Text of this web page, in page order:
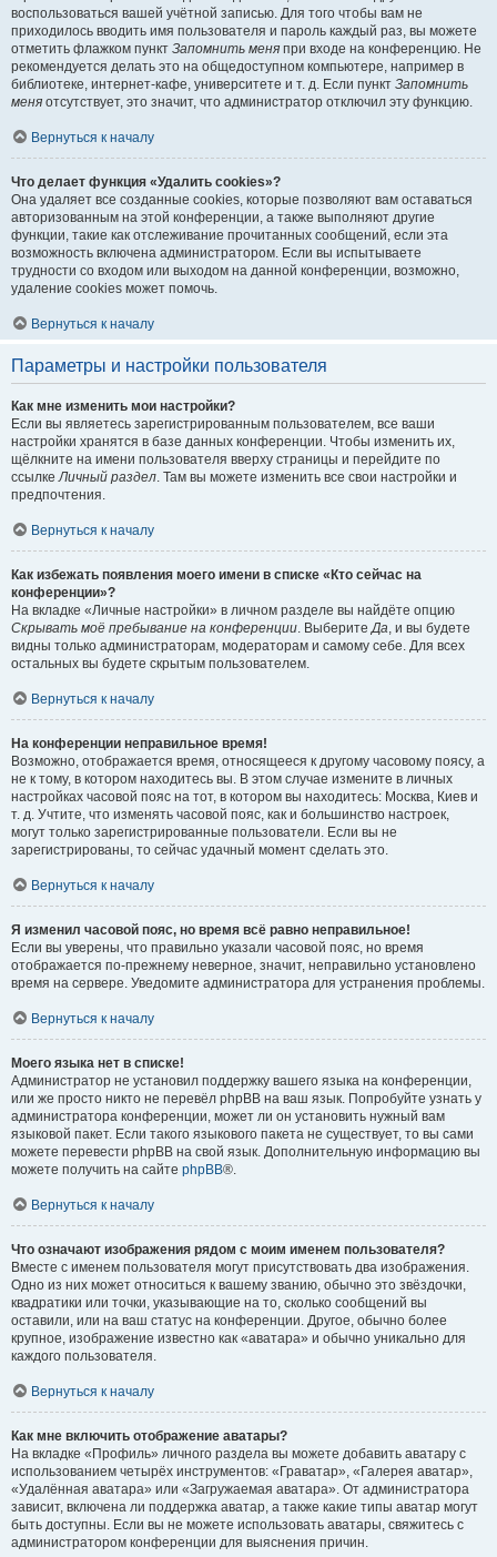
воспользоваться вашей учётной записью. Для того чтобы вам не
приходилось вводить имя пользователя и пароль каждый раз, вы можете
отметить флажком пункт Запомнить меня при входе на конференцию. Не
рекомендуется делать это на общедоступном компьютере, например в
библиотеке, интернет-кафе, университете и т. д. Если пункт Запомнить
меня отсутствует, это значит, что администратор отключил эту функцию.
Вернуться к началу
Что делает функция «Удалить cookies»?
Она удаляет все созданные cookies, которые позволяют вам оставаться
авторизованным на этой конференции, а также выполняют другие
функции, такие как отслеживание прочитанных сообщений, если эта
возможность включена администратором. Если вы испытываете
трудности со входом или выходом на данной конференции, возможно,
удаление cookies может помочь.
Вернуться к началу
Параметры и настройки пользователя
Как мне изменить мои настройки?
Если вы являетесь зарегистрированным пользователем, все ваши
настройки хранятся в базе данных конференции. Чтобы изменить их,
щёлкните на имени пользователя вверху страницы и перейдите по
ссылкеЛичный раздел. Там вы можете изменить все свои настройки и
предпочтения.
Вернуться к началу
Как избежать появления моего имени в списке «Кто сейчас на
конференции»?
На вкладке «Личные настройки» в личном разделе вы найдёте опцию
Скрывать моё пребывание на конференции. ВыберитеДа, и вы будете
видны только администраторам, модераторам и самому себе. Для всех
остальных вы будете скрытым пользователем.
Вернуться к началу
На конференции неправильное время!
Возможно, отображается время, относящееся к другому часовому поясу, а
не к тому, в котором находитесь вы. В этом случае измените в личных
настройках часовой пояс на тот, в котором вы находитесь: Москва, Киев и
т. д. Учтите, что изменять часовой пояс, как и большинство настроек,
могут только зарегистрированные пользователи. Если вы не
зарегистрированы, то сейчас удачный момент сделать это.
Вернуться к началу
Я изменил часовой пояс, но время всё равно неправильное!
Если вы уверены, что правильно указали часовой пояс, но время
отображается по-прежнему неверное, значит, неправильно установлено
время на сервере. Уведомите администратора для устранения проблемы.
Вернуться к началу
Моего языка нет в списке!
Администратор не установил поддержку вашего языка на конференции,
или же просто никто не перевёл phpBB на ваш язык. Попробуйте узнать у
администратора конференции, может ли он установить нужный вам
языковой пакет. Если такого языкового пакета не существует, то вы сами
можете перевести phpBB на свой язык. Дополнительную информацию вы
можете получить на сайте phpBB®.
Вернуться к началу
Что означают изображения рядом с моим именем пользователя?
Вместе с именем пользователя могут присутствовать два изображения.
Одно из них может относиться к вашему званию, обычно это звёздочки,
квадратики или точки, указывающие на то, сколько сообщений вы
оставили, или на ваш статус на конференции. Другое, обычно более
крупное, изображение известно как «аватара» и обычно уникально для
каждого пользователя.
Вернуться к началу
Как мне включить отображение аватары?
На вкладке «Профиль» личного раздела вы можете добавить аватару с
использованием четырёх инструментов: «Граватар», «Галерея аватар»,
«Удалённая аватара» или «Загружаемая аватара». От администратора
зависит, включена ли поддержка аватар, а также какие типы аватар могут
быть доступны. Если вы не можете использовать аватары, свяжитесь с
администратором конференции для выяснения причин.